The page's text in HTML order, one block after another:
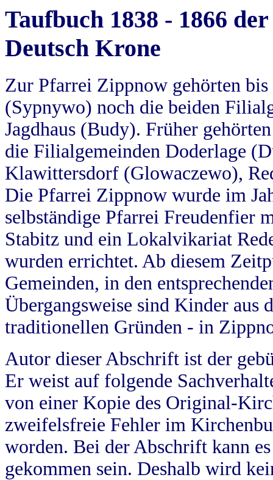
Taufbuch 1838 - 1866
Deutsch Krone
Zur Pfarrei Zippnow gehörten
(Sypnywo) noch die beiden
Jagdhaus (Budy). Früher
die Filialgemeinden Doderlage
Klawittersdorf (Glowaczewo),
Die Pfarrei Zippnow wurde im
selbständige Pfarrei Freudenfier
Stabitz und ein Lokalvikariat
wurden errichtet. Ab diesem
Gemeinden, in den
Übergangsweise sind Kinder aus
traditionellen Gründen - in
Autor dieser Abschrift ist der
Er weist auf folgende
von einer Kopie des Original-
zweifelsfreie Fehler im
worden. Bei der Abschrift kann
gekommen sein. Deshalb wird